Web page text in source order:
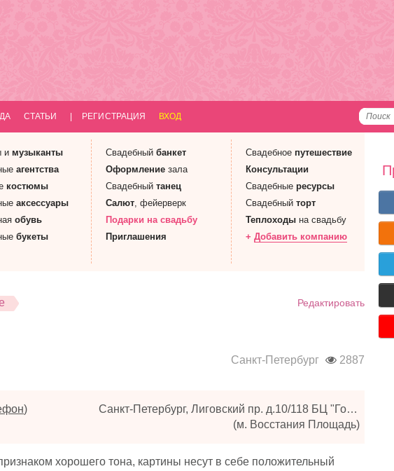
СТАТЬИ РЕГИСТРАЦИЯ ВХОД
и музыканты
агентства
костюмы
аксессуары
обувь
букеты
Свадебный банкет
Оформление зала
Свадебный танец
Салют, фейерверк
Подарки на свадьбу
Приглашения
Свадебное путешествие
Консультации
Свадебные ресурсы
Свадебный торт
Теплоходы на свадьбу
+ Добавить компанию
Редактировать
Санкт-Петербург 2887
)
Санкт-Петербург, Лиговский пр. д.10/118 БЦ "Гостиница Октябрьская" офис 2135
(м. Восстания Площадь)
хорошего тона, картины несут в себе положительный